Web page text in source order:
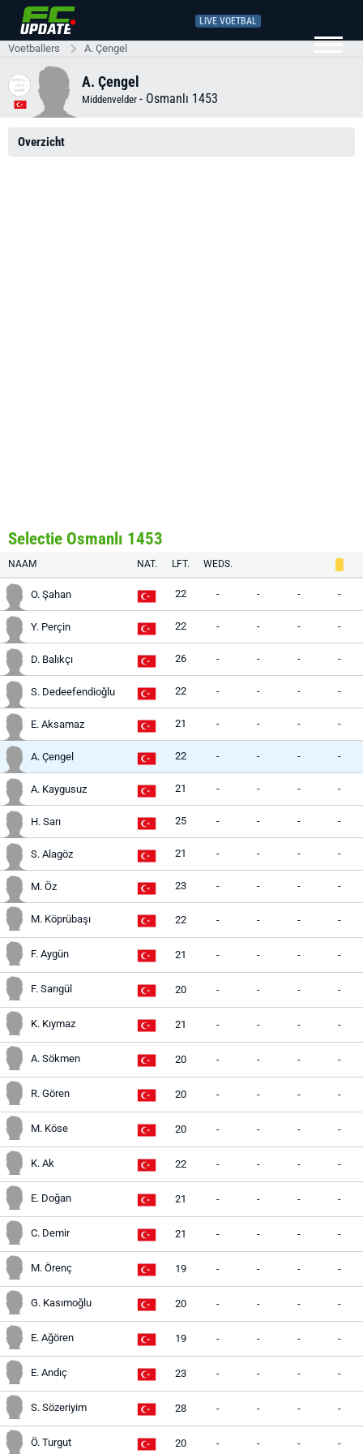
LIVE VOETBAL
Voetballers A. Çengel
A. Çengel
Middenvelder - Osmanlı 1453
Overzicht
Selectie Osmanlı 1453
NAAM NAT. LFT. WEDS.
O. Şahan 22 - - - -
Y. Perçin 22 - - - -
D. Balıkçı 26 - - - -
S. Dedeefendioğlu 22 - - - -
E. Aksamaz 21 - - - -
A. Çengel 22 - - - -
A. Kaygusuz 21 - - - -
H. Sarı 25 - - - -
S. Alagöz 21 - - - -
M. Öz 23 - - - -
M. Köprübaşı 22 - - - -
F. Aygün 21 - - - -
F. Sarıgül 20 - - - -
K. Kıymaz 21 - - - -
A. Sökmen 20 - - - -
R. Gören 20 - - - -
M. Köse 20 - - - -
K. Ak 22 - - - -
E. Doğan 21 - - - -
C. Demir 21 - - - -
M. Örenç 19 - - - -
G. Kasımoğlu 20 - - - -
E. Ağören 19 - - - -
E. Andıç 23 - - - -
S. Sözeriyim 28 - - - -
Ö. Turgut 20 - - - -